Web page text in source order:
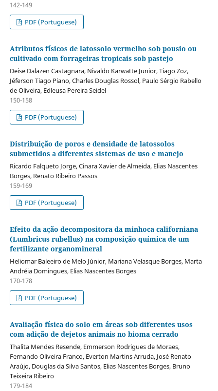
142-149
PDF (Portuguese)
Atributos físicos de latossolo vermelho sob pousio ou
cultivado com forrageiras tropicais sob pastejo
Deise Dalazen Castagnara, Nivaldo Karwatte Junior, Tiago Zoz,
Jéferson Tiago Piano, Charles Douglas Rossol, Paulo Sérgio Rabello
de Oliveira, Edleusa Pereira Seidel
150-158
PDF (Portuguese)
Distribuição de poros e densidade de latossolos
submetidos a diferentes sistemas de uso e manejo
Ricardo Falqueto Jorge, Cinara Xavier de Almeida, Elias Nascentes
Borges, Renato Ribeiro Passos
159-169
PDF (Portuguese)
Efeito da ação decompositora da minhoca californiana
(Lumbricus rubellus) na composição química de um
fertilizante organomineral
Heliomar Baleeiro de Melo Júnior, Mariana Velasque Borges, Marta
Andréia Domingues, Elias Nascentes Borges
170-178
PDF (Portuguese)
Avaliação física do solo em áreas sob diferentes usos
com adição de dejetos animais no bioma cerrado
Thalita Mendes Resende, Emmerson Rodrigues de Moraes,
Fernando Oliveira Franco, Everton Martins Arruda, José Renato
Araújo, Douglas da Silva Santos, Elias Nascentes Borges, Bruno
Teixeira Ribeiro
179-184